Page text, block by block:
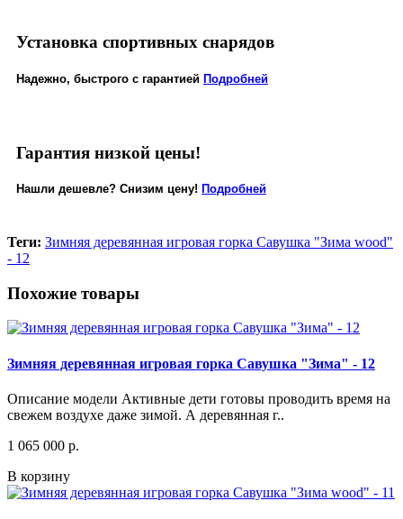
Установка спортивных снарядов
Надежно, быстрого с гарантией Подробней
Гарантия низкой цены!
Нашли дешевле? Снизим цену! Подробней
Теги: Зимняя деревянная игровая горка Савушка "Зима wood"
- 12
Похожие товары
Зимняя деревянная игровая горка Савушка "Зима" - 12
Описание модели Активные дети готовы проводить время на
свежем воздухе даже зимой. А деревянная г..
1 065 000 р.
В корзину